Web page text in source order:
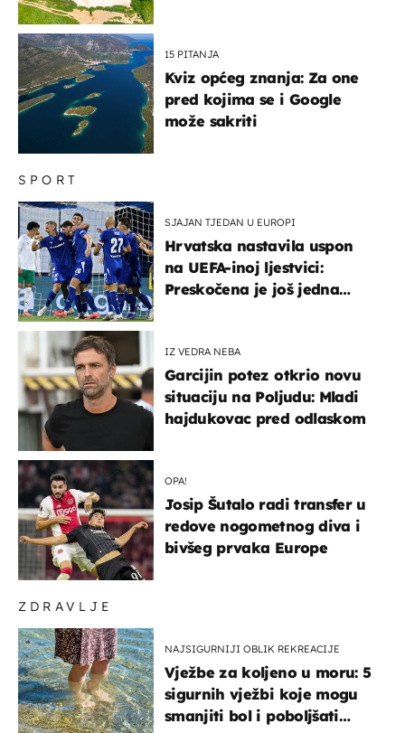
ZDRAVLJE
NAJSIGURNIJI OBLIK REKREACIJE
Vježbe za koljeno u moru: 5
sigurnih vježbi koje mogu
smanjiti bol i poboljšati
SPORT
SJAJAN TJEDAN U EUROPI
Hrvatska nastavila uspon
na UEFA-inoj ljestvici:
Preskočena je još jedna
IZ VEDRA NEBA
Garcijin potez otkrio novu
situaciju na Poljudu: Mladi
hajdukovac pred odlaskom
OPA!
Josip Šutalo radi transfer u
redove nogometnog diva i
bivšeg prvaka Europe
15 PITANJA
Kviz općeg znanja: Za one
pred kojima se i Google
može sakriti